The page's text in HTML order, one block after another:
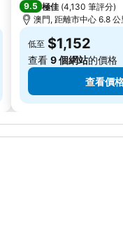
9.5 極佳 (4,130 筆評分)
澳門, 距離市中心 6.8 公
低至 $1,152
查看 9 個網站的價格
查看價